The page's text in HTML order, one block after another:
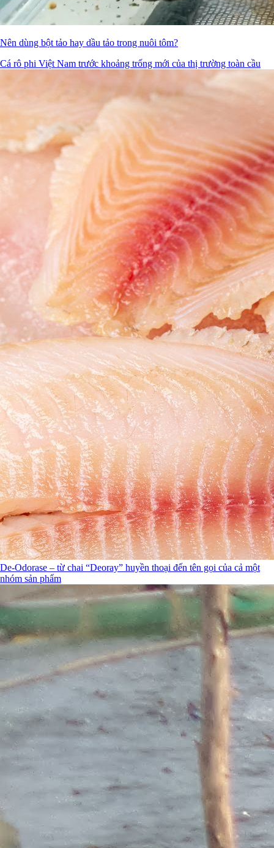
Nên dùng bột tảo hay dầu tảo trong nuôi tôm?
Cá rô phi Việt Nam trước khoảng trống mới của thị trường toàn cầu
De-Odorase – từ chai “Deoray” huyền thoại đến tên gọi của cả một
nhóm sản phẩm